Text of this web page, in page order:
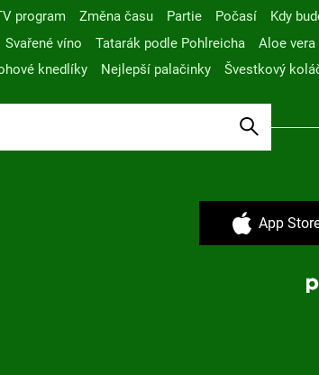
program Změna času Partie Počasí Kdy
Svařené víno Tatarák podle Pohlreicha Aloe vera
knedlíky Nejlepší palačinky Švestkový
App